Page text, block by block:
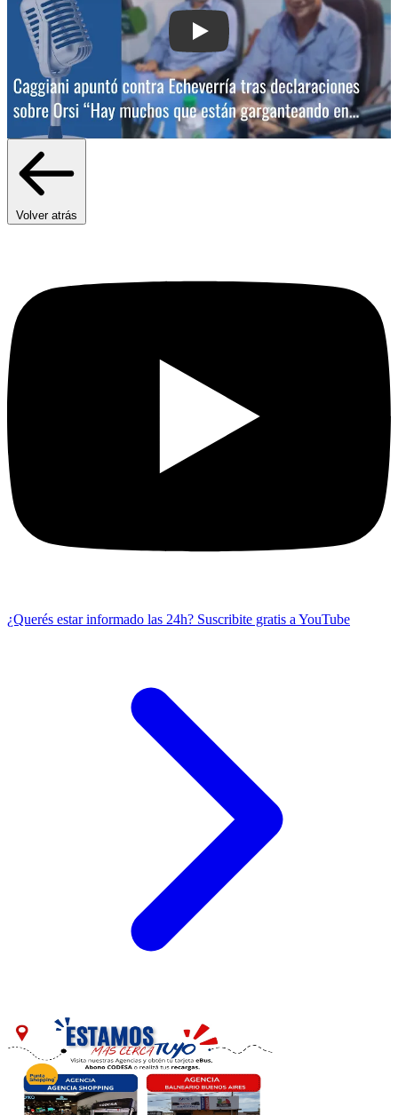
Play: Caggiani apuntó contra
Volver atrás
¿Querés estar informado las 24h? Suscribite gratis a YouTube